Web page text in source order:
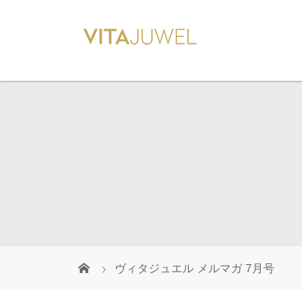
ヴィタジュエル メルマガ 7月号